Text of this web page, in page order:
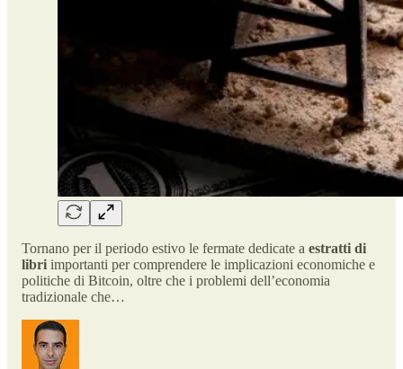
Tornano per il periodo estivo le fermate dedicate a estratti di
libri importanti per comprendere le implicazioni economiche e
politiche di Bitcoin, oltre che i problemi dell’economia
tradizionale che…